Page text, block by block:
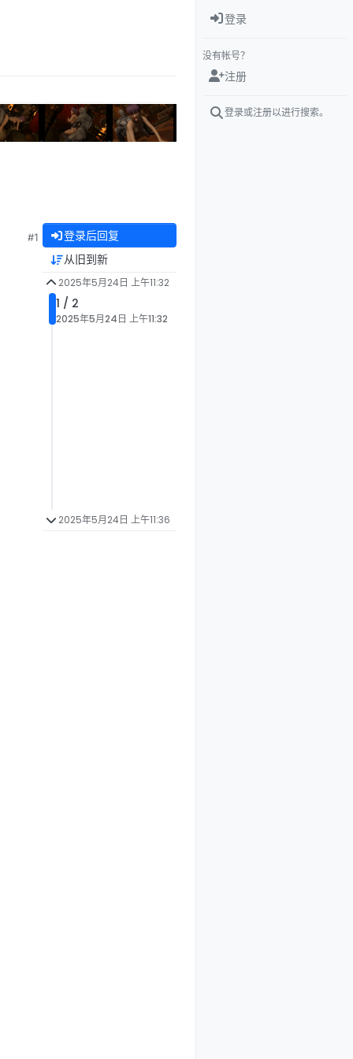
#1 登录后回复
从旧到新
2025年5月24日 上午11:32
1 / 2
2025年5月24日 上午11:32
2025年5月24日 上午11:36
登录
没有帐号？
注册
登录或注册以进行搜索。